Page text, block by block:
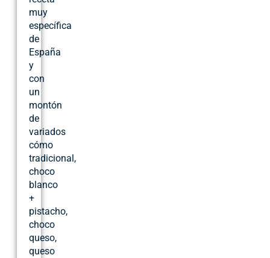
muy
específica
de
España
y
con
un
montón
de
variados
cómo
tradicional,
choco
blanco
+
pistacho,
choco
queso,
queso